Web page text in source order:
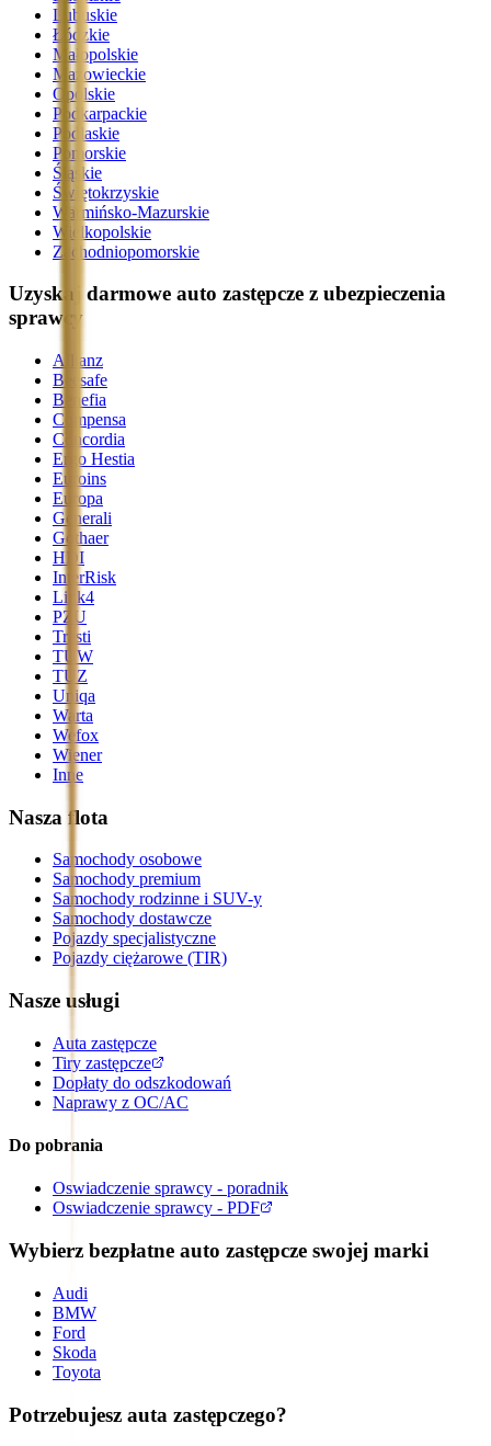
Lubuskie
Łódzkie
Małopolskie
Mazowieckie
Opolskie
Podkarpackie
Podlaskie
Pomorskie
Śląskie
Świętokrzyskie
Warmińsko-Mazurskie
Wielkopolskie
Zachodniopomorskie
Uzyskaj darmowe auto zastępcze z ubezpieczenia
sprawcy
Allianz
Beesafe
Benefia
Compensa
Concordia
Ergo Hestia
Euroins
Europa
Generali
Gothaer
HDI
InterRisk
Link4
PZU
Trasti
TUW
TUZ
Uniqa
Warta
Wefox
Wiener
Inne
Nasza flota
Samochody osobowe
Samochody premium
Samochody rodzinne i SUV-y
Samochody dostawcze
Pojazdy specjalistyczne
Pojazdy ciężarowe (TIR)
Nasze usługi
Auta zastępcze
Tiry zastępcze
Dopłaty do odszkodowań
Naprawy z OC/AC
Do pobrania
Oswiadczenie sprawcy - poradnik
Oswiadczenie sprawcy - PDF
Wybierz bezpłatne auto zastępcze swojej marki
Audi
BMW
Ford
Skoda
Toyota
Potrzebujesz auta zastępczego?